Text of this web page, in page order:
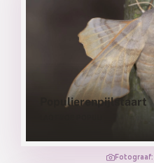
Populierenpijlstaart